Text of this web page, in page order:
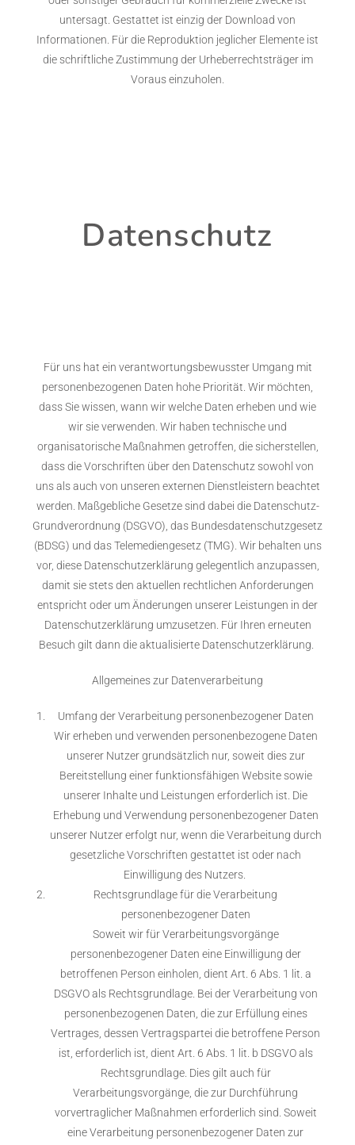
untersagt. Gestattet ist einzig der Download von
Informationen. Für die Reproduktion jeglicher Elemente ist
die schriftliche Zustimmung der Urheberrechtsträger im
Voraus einzuholen.
Datenschutz
Für uns hat ein verantwortungsbewusster Umgang mit
personenbezogenen Daten hohe Priorität. Wir möchten,
dass Sie wissen, wann wir welche Daten erheben und wie
wir sie verwenden. Wir haben technische und
organisatorische Maßnahmen getroffen, die sicherstellen,
dass die Vorschriften über den Datenschutz sowohl von
uns als auch von unseren externen Dienstleistern beachtet
werden. Maßgebliche Gesetze sind dabei die Datenschutz-
Grundverordnung (DSGVO), das Bundesdatenschutzgesetz
(BDSG) und das Telemediengesetz (TMG). Wir behalten uns
vor, diese Datenschutzerklärung gelegentlich anzupassen,
damit sie stets den aktuellen rechtlichen Anforderungen
entspricht oder um Änderungen unserer Leistungen in der
Datenschutzerklärung umzusetzen. Für Ihren erneuten
Besuch gilt dann die aktualisierte Datenschutzerklärung.
Allgemeines zur Datenverarbeitung
Umfang der Verarbeitung personenbezogener Daten
Wir erheben und verwenden personenbezogene Daten
unserer Nutzer grundsätzlich nur, soweit dies zur
Bereitstellung einer funktionsfähigen Website sowie
unserer Inhalte und Leistungen erforderlich ist. Die
Erhebung und Verwendung personenbezogener Daten
unserer Nutzer erfolgt nur, wenn die Verarbeitung durch
gesetzliche Vorschriften gestattet ist oder nach
Einwilligung des Nutzers.
Rechtsgrundlage für die Verarbeitung
personenbezogener Daten
Soweit wir für Verarbeitungsvorgänge
personenbezogener Daten eine Einwilligung der
betroffenen Person einholen, dient Art. 6 Abs. 1 lit. a
DSGVO als Rechtsgrundlage. Bei der Verarbeitung von
personenbezogenen Daten, die zur Erfüllung eines
Vertrages, dessen Vertragspartei die betroffene Person
ist, erforderlich ist, dient Art. 6 Abs. 1 lit. b DSGVO als
Rechtsgrundlage. Dies gilt auch für
Verarbeitungsvorgänge, die zur Durchführung
vorvertraglicher Maßnahmen erforderlich sind. Soweit
eine Verarbeitung personenbezogener Daten zur